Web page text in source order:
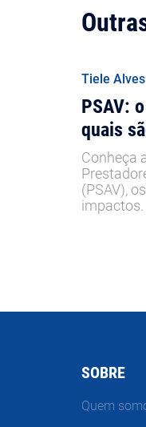
Tiele
PSAV:
quais
Conheça
(PSAV),
impactos.
SOBRE
Quem